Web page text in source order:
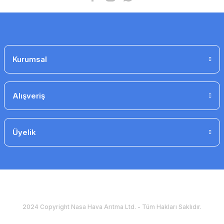
İndirim
Kurumsal
Alışveriş
Üyelik
2024 Copyright Nasa Hava Arıtma Ltd. - Tüm Hakları Saklıdır.